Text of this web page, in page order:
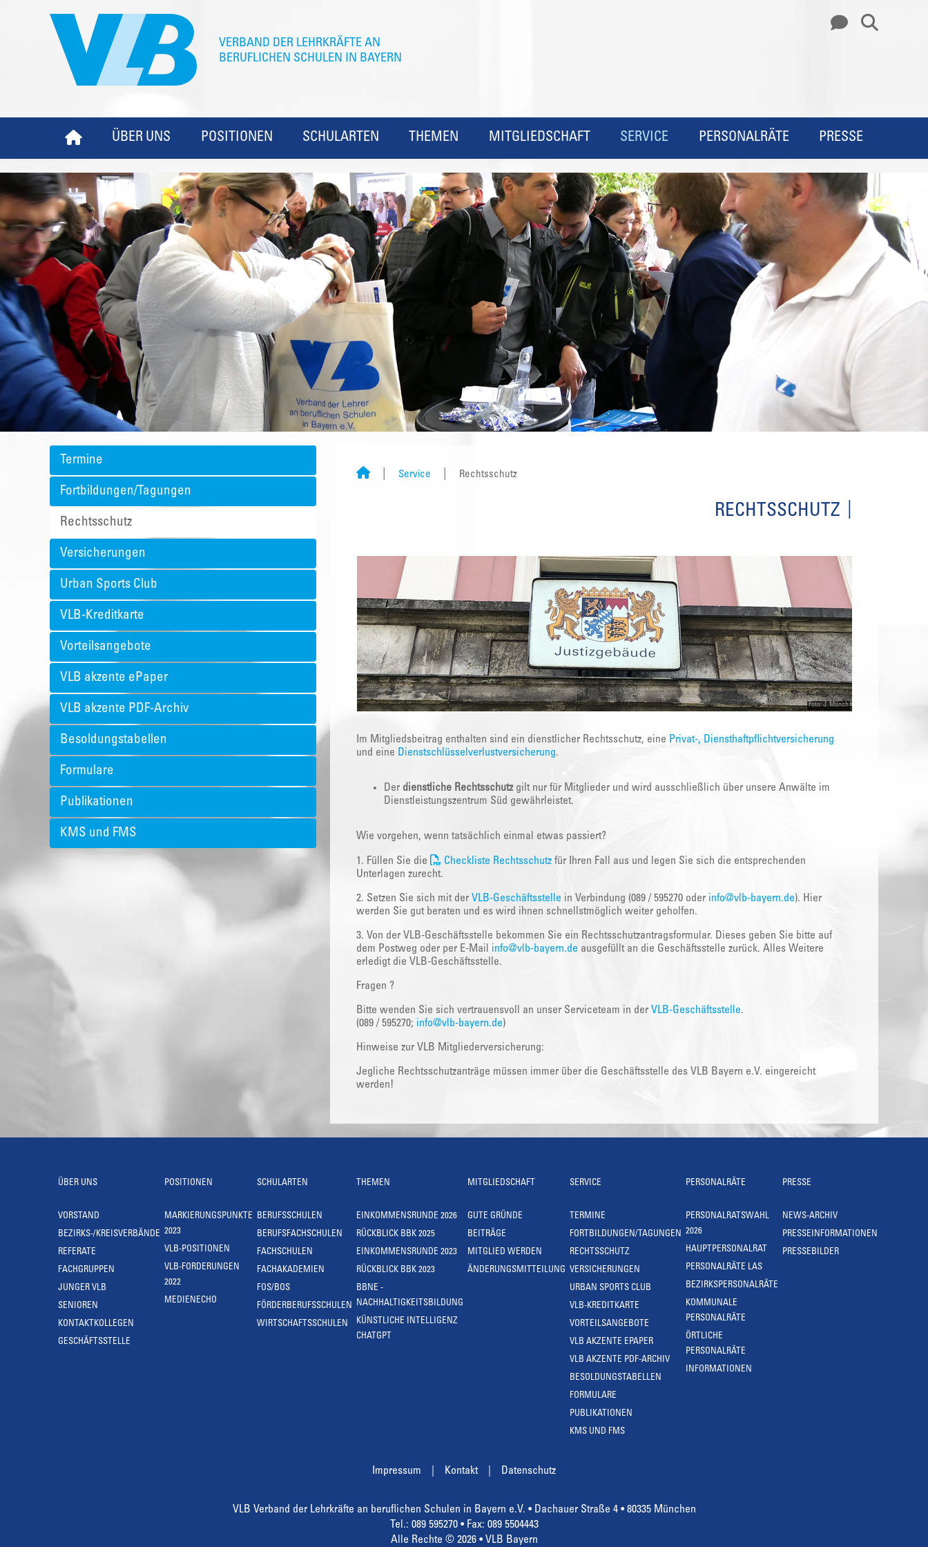
ÜBER UNS POSITIONEN SCHULARTEN THEMEN MITGLIEDSCHAFT SERVICE PERSONALRÄTE PRESSE
Termine
Fortbildungen/Tagungen
Rechtsschutz
Versicherungen
Urban Sports Club
VLB-Kreditkarte
Vorteilsangebote
VLB akzente ePaper
VLB akzente PDF-Archiv
Besoldungstabellen
Formulare
Publikationen
KMS und FMS
Service Rechtsschutz
RECHTSSCHUTZ
Foto: J. Münch
Im Mitgliedsbeitrag enthalten sind ein dienstlicher Rechtsschutz, eine Privat-, Diensthaftpflichtversicherung
und eine Dienstschlüsselverlustversicherung.
Der dienstliche Rechtsschutzgilt nur für Mitglieder und wird ausschließlich über unsere Anwälte im
Dienstleistungszentrum Süd gewährleistet.
Wie vorgehen, wenn tatsächlich einmal etwas passiert?
1. Füllen Sie die Checkliste Rechtsschutz für Ihren Fall aus und legen Sie sich die entsprechenden
Unterlagen zurecht.
2. Setzen Sie sich mit der VLB-Geschäftsstelle in Verbindung (089 / 595270 oder info@vlb-bayern.de). Hier
werden Sie gut beraten und es wird ihnen schnellstmöglich weiter geholfen.
3. Von der VLB-Geschäftsstelle bekommen Sie ein Rechtsschutzantragsformular. Dieses geben Sie bitte auf
dem Postweg oder per E-Mail info@vlb-bayern.de ausgefüllt an die Geschäftsstelle zurück. Alles Weitere
erledigt die VLB-Geschäftsstelle.
Fragen ?
Bitte wenden Sie sich vertrauensvoll an unser Serviceteam in der VLB-Geschäftsstelle.
(089 / 595270; info@vlb-bayern.de)
Hinweise zur VLB Mitgliederversicherung:
Jegliche Rechtsschutzanträge müssen immer über die Geschäftsstelle des VLB Bayern e.V. eingereicht
werden!
ÜBER UNS
VORSTAND
BEZIRKS-/KREISVERBÄNDE
REFERATE
FACHGRUPPEN
JUNGER VLB
SENIOREN
KONTAKTKOLLEGEN
GESCHÄFTSSTELLE
POSITIONEN
MARKIERUNGSPUNKTE
2023
VLB-POSITIONEN
VLB-FORDERUNGEN
2022
MEDIENECHO
SCHULARTEN
BERUFSSCHULEN
BERUFSFACHSCHULEN
FACHSCHULEN
FACHAKADEMIEN
FOS/BOS
FÖRDERBERUFSSCHULEN
WIRTSCHAFTSSCHULEN
THEMEN
EINKOMMENSRUNDE 2026
RÜCKBLICK BBK 2025
EINKOMMENSRUNDE 2023
RÜCKBLICK BBK 2023
BBNE -
NACHHALTIGKEITSBILDUNG
KÜNSTLICHE INTELLIGENZ
CHATGPT
MITGLIEDSCHAFT
GUTE GRÜNDE
BEITRÄGE
MITGLIED WERDEN
ÄNDERUNGSMITTEILUNG
SERVICE
TERMINE
FORTBILDUNGEN/TAGUNGEN
RECHTSSCHUTZ
VERSICHERUNGEN
URBAN SPORTS CLUB
VLB-KREDITKARTE
VORTEILSANGEBOTE
VLB AKZENTE EPAPER
VLB AKZENTE PDF-ARCHIV
BESOLDUNGSTABELLEN
FORMULARE
PUBLIKATIONEN
KMS UND FMS
PERSONALRÄTE
PERSONALRATSWAHL
2026
HAUPTPERSONALRAT
PERSONALRÄTE LAS
BEZIRKSPERSONALRÄTE
KOMMUNALE
PERSONALRÄTE
ÖRTLICHE
PERSONALRÄTE
INFORMATIONEN
PRESSE
NEWS-ARCHIV
PRESSEINFORMATIONEN
PRESSEBILDER
Impressum Kontakt Datenschutz
VLB Verband der Lehrkräfte an beruflichen Schulen in Bayern e.V. • Dachauer Straße 4 • 80335 München
Tel.: 089 595270 • Fax: 089 5504443
Alle Rechte © 2026 • VLB Bayern